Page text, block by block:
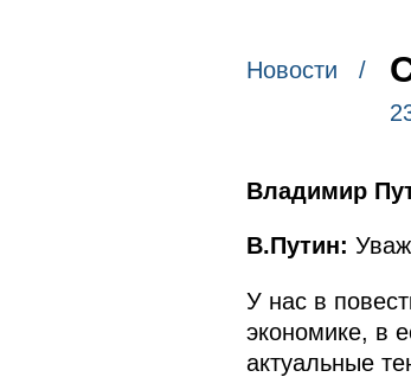
Новости /
Владимир
В.Путин:
У нас в
экономике, в
актуальные